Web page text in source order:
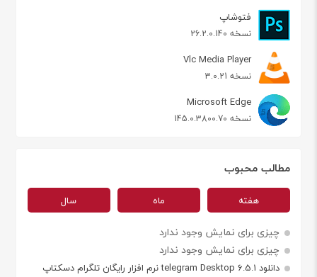
فتوشاپ
نسخه 26.2.0.140
Vlc Media Player
نسخه 3.0.21
Microsoft Edge
نسخه 145.0.3800.70
مطالب محبوب
هفته ماه سال
چیزی برای نمایش وجود ندارد
چیزی برای نمایش وجود ندارد
دانلود telegram Desktop 6.5.1 نرم افزار رایگان تلگرام دسکتاپ